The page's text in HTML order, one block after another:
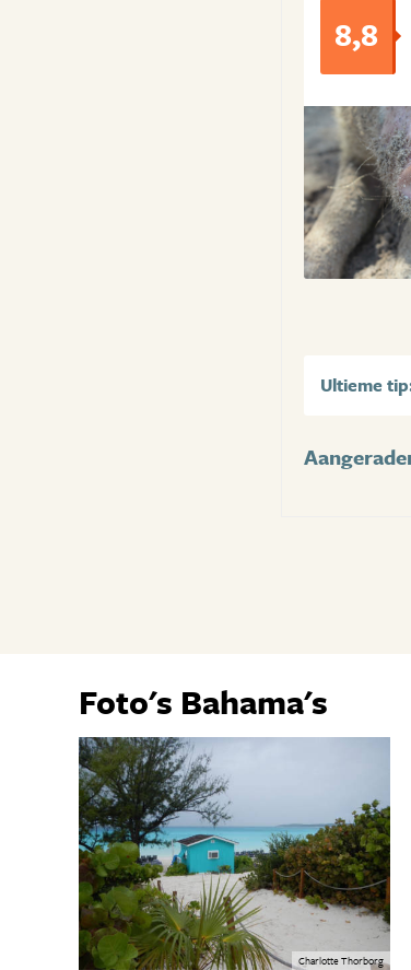
8,8
Ultieme
Foto's Bahama's
Charlotte Thorborg